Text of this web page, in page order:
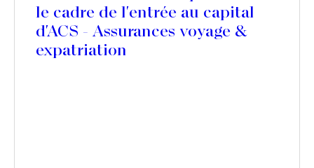
le cadre de l'entrée au capital
d'ACS - Assurances voyage &
expatriation